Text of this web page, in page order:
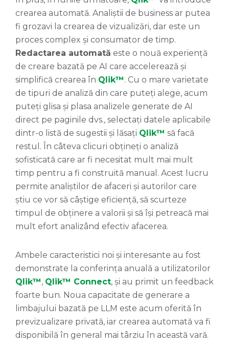
crearea automată. Analiștii de business ar putea
fi grozavi la crearea de vizualizări, dar este un
proces complex și consumator de timp.
Redactarea automată este o nouă experiență
de creare bazată pe AI care accelerează și
simplifică crearea în Qlik™. Cu o mare varietate
de tipuri de analiză din care puteți alege, acum
puteți glisa și plasa analizele generate de AI
direct pe paginile dvs., selectați datele aplicabile
dintr-o listă de sugestii și lăsați Qlik™ să facă
restul. În câteva clicuri obțineți o analiză
sofisticată care ar fi necesitat mult mai mult
timp pentru a fi construită manual. Acest lucru
permite analiștilor de afaceri și autorilor care
știu ce vor să câștige eficiență, să scurteze
timpul de obținere a valorii și să își petreacă mai
mult efort analizând efectiv afacerea.
Ambele caracteristici noi și interesante au fost
demonstrate la conferința anuală a utilizatorilor
Qlik™, Qlik™ Connect, și au primit un feedback
foarte bun. Noua capacitate de generare a
limbajului bazată pe LLM este acum oferită în
previzualizare privată, iar crearea automată va fi
disponibilă în general mai târziu în această vară.